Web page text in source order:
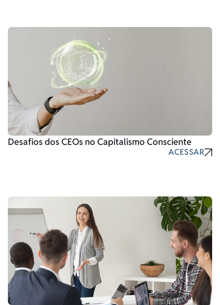
Desafios dos CEOs no Capitalismo Consciente
ACESSAR